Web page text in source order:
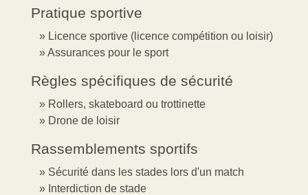
Pratique sportive
Licence sportive (licence compétition ou loisir)
Assurances pour le sport
Règles spécifiques de sécurité
Rollers, skateboard ou trottinette
Drone de loisir
Rassemblements sportifs
Sécurité dans les stades lors d'un match
Interdiction de stade